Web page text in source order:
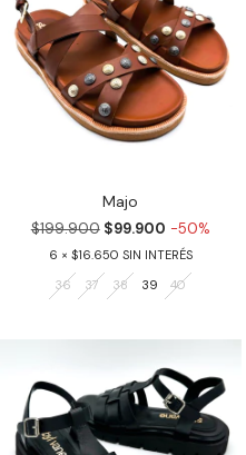
Majo
$199.900 $99.900 -50%
6
$16.650
36
37 38 39 40